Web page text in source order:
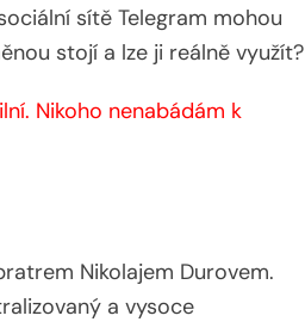
sítě Telegram mohou
stojí a lze ji reálně využít?
Nikoho nenabádám k
Nikolajem Durovem.
a vysoce